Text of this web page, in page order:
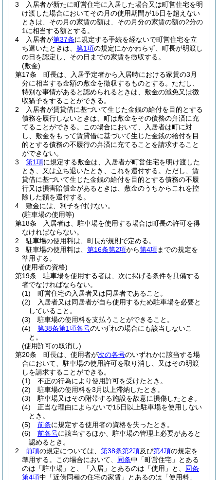
3
入居者が新たに町営住宅に入居した場合又は町営住宅を明
け渡した場合においてその月の使用期間が15日を超えない
ときは、その月の家賃の額は、その月分の家賃の額の2分の
1に相当する額とする。
4
入居者が第37条に規定する手続を経ないで町営住宅を立
ち退いたときは、 第1項の規定にかかわらず、町長が明渡し
の日を認定し、その日までの家賃を徴収する。
(敷金)
第17条
町長は、入居予定者から入居時における家賃の3月
分に相当する金額の敷金を徴収するものとする。 ただし、
特別な事情があると認められるときは、敷金の減免又は徴
収猶予をすることができる。
2
入居者が賃貸借に基づいて生じた金銭の給付を目的とする
債務を履行しないときは、町は敷金をその債務の弁済に充
てることができる。
この場合において、入居者は町に対
し、敷金をもって賃貸借に基づいて生じた金銭の給付を目
的とする債務の不履行の弁済に充てることを請求すること
ができない。
3
第1項に規定する敷金は、入居者が町営住宅を明け渡した
とき、又は立ち退いたとき、これを還付する。 ただし、賃
貸借に基づいて生じた金銭の給付を目的とする債務の不履
行又は損害賠償金があるときは、敷金のうちからこれを控
除した額を還付する。
4
敷金には、利子を付けない。
(駐車場の使用等)
第18条
入居者は、駐車場を使用する場合は町長の許可を得
なければならない。
2
駐車場の使用料は、町長が規則で定める。
3
駐車場の使用料は、 第16条第2項から第4項までの規定を
準用する。
(使用者の資格)
第19条
駐車場を使用する者は、次に掲げる条件を具備する
者でなければならない。
(1)
町営住宅の入居者又は同居者であること。
(2)
入居者又は同居者が自ら使用するため駐車場を必要と
していること。
(3)
駐車場の使用料を支払うことができること。
(4)
第38条第1項各号のいずれの場合にも該当しないこ
と。
(使用許可の取消し)
第20条
町長は、使用者が次の各号のいずれかに該当する場
合において、駐車場の使用許可を取り消し、又はその明渡
しを請求することができる。
(1)
不正の行為により使用許可を受けたとき。
(2)
駐車場の使用料を3月以上滞納したとき。
(3)
駐車場又はその附帯する施設を故意に損傷したとき。
(4)
正当な理由によらないで15日以上駐車場を使用しない
とき。
(5)
前条に規定する使用者の資格を失ったとき。
(6)
前各号に該当するほか、駐車場の管理上必要があると
認めるとき。
2
前項の規定については、 第38条第2項及び第4項の規定を
準用する。
この場合において、 同条中「町営住宅」とある
のは「駐車場」と、「入居」とあるのは「使用」と、 同条
第4項中「近傍同種の住宅の家賃」とあるのは「使用料」